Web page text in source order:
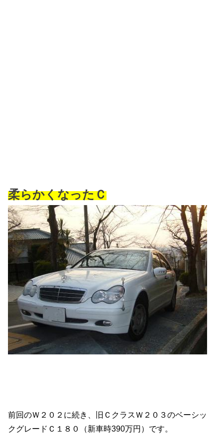
柔らかくなったＣ
前回のＷ２０２に続き、旧ＣクラスＷ２０３のベーシッ
クグレードＣ１８０（新車時390万円）です。